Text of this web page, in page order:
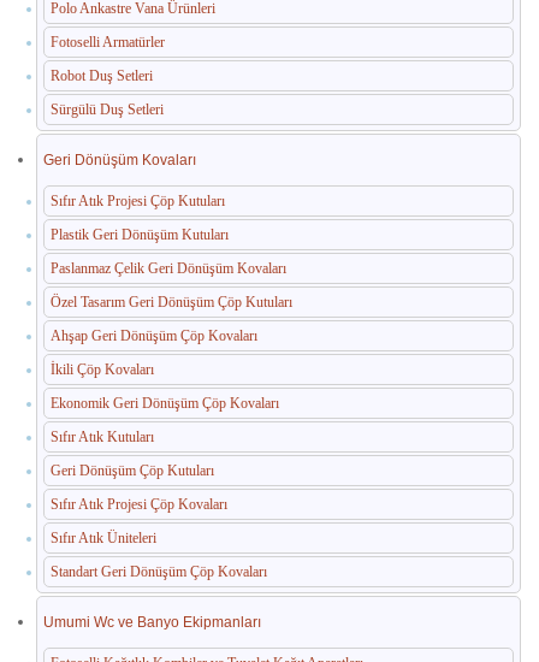
Paslanmaz Havuz Ekipmanları
🛒 TEKLIF SEPETIM
İLETIŞIM
Polo Ankastre Vana Ürünleri
Fotoselli Armatürler
Robot Duş Setleri
Sürgülü Duş Setleri
Geri Dönüşüm Kovaları
Sıfır Atık Projesi Çöp Kutuları
Plastik Geri Dönüşüm Kutuları
Paslanmaz Çelik Geri Dönüşüm Kovaları
Özel Tasarım Geri Dönüşüm Çöp Kutuları
Ahşap Geri Dönüşüm Çöp Kovaları
İkili Çöp Kovaları
Ekonomik Geri Dönüşüm Çöp Kovaları
Sıfır Atık Kutuları
Geri Dönüşüm Çöp Kutuları
Sıfır Atık Projesi Çöp Kovaları
Sıfır Atık Üniteleri
Standart Geri Dönüşüm Çöp Kovaları
Umumi Wc ve Banyo Ekipmanları